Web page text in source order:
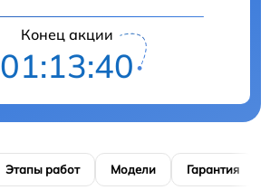
Конец акции
01:13:39
Этапы работ Модели Гарантия